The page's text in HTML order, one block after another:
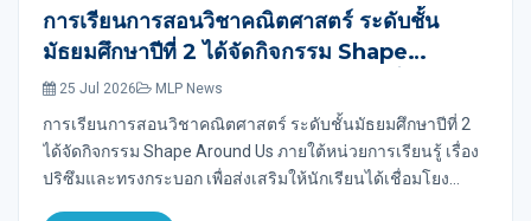
การเรียนการสอนวิชาคณิตศาสตร์ ระดับชั้น
มัธยมศึกษาปีที่ 2 ได้จัดกิจกรรม Shape
Around Us ภายใต้หน่วยการเรียนรู้ เรื่อง ปริซึม
และทรงกระบอก เพื่อส่งเสริมให้นักเรียนได้เชื่อม
โยงความรู้ทางคณิตศาสตร์กับสิ่งของที่พบเห็นใน
ชีวิตประจำวัน
25 Jul 2026 MLP News
การเรียนการสอนวิชาคณิตศาสตร์ ระดับชั้นมัธยมศึกษาปีที่ 2
ได้จัดกิจกรรม Shape Around Us ภายใต้หน่วยการเรียนรู้ เรื่อง
ปริซึมและทรงกระบอก เพื่อส่งเสริมให้นักเรียนได้เชื่อมโยง